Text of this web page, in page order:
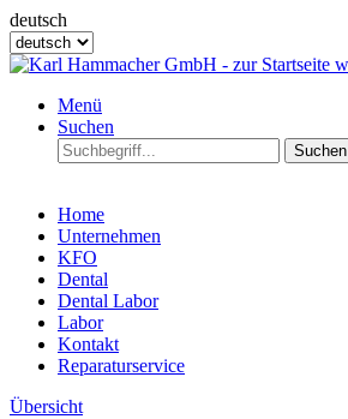
deutsch
Menü
Suchen
Suchen
Home
Unternehmen
KFO
Dental
Dental Labor
Labor
Kontakt
Reparaturservice
Übersicht